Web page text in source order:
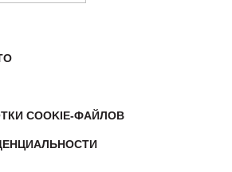
COOKIE-ФАЙЛОВ